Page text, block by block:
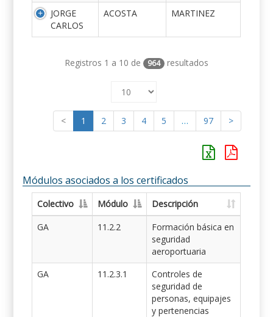
JORGE
CARLOS
ACOSTA MARTINEZ
Registros 1 a 10 de 964 resultados
< 1 2 3 4 5 … 97 >
Módulos asociados a los certificados
Colectivo Módulo
Descripción
GA
11.2.2
Formación básica en
seguridad
aeroportuaria
GA
11.2.3.1
Controles de
seguridad de
personas, equipajes
y pertenencias